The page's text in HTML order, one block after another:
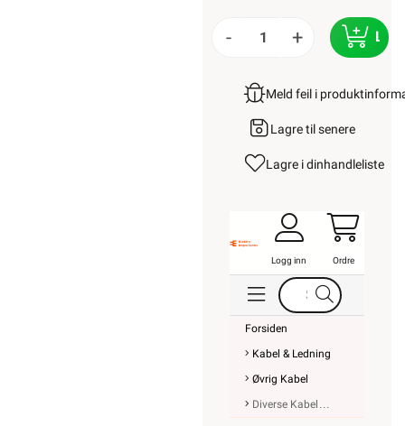
- +
Meld feil i
Lagre til senere
Lagre i dinhandleliste
Logg inn Ordre
Forsiden
Kabel & Ledning
Øvrig Kabel
Diverse Kabel